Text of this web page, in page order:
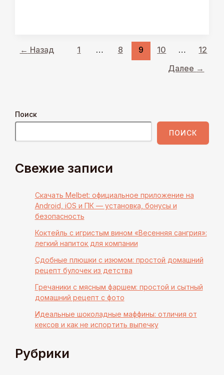
← Назад 1 … 8 9 10 …
12
Далее →
Поиск
ПОИСК
Свежие записи
Скачать Melbet: официальное приложение на
Android, iOS и ПК — установка, бонусы и
безопасность
Коктейль с игристым вином «Весенняя сангрия»:
легкий напиток для компании
Сдобные плюшки с изюмом: простой домашний
рецепт булочек из детства
Гречаники с мясным фаршем: простой и сытный
домашний рецепт с фото
Идеальные шоколадные маффины: отличия от
кексов и как не испортить выпечку
Рубрики